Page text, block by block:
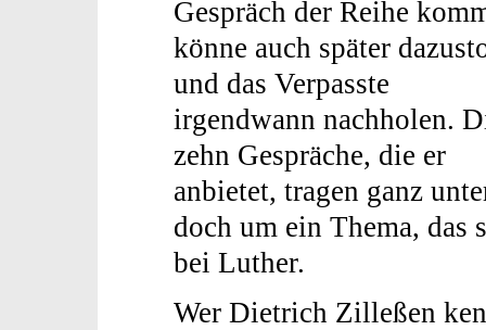
Gespräch der Reihe
könne auch später
und das Verpasste
irgendwann nachholen.
zehn Gespräche, die er
anbietet, tragen ganz
doch um ein Thema, das
bei Luther.
Wer Dietrich Zilleßen